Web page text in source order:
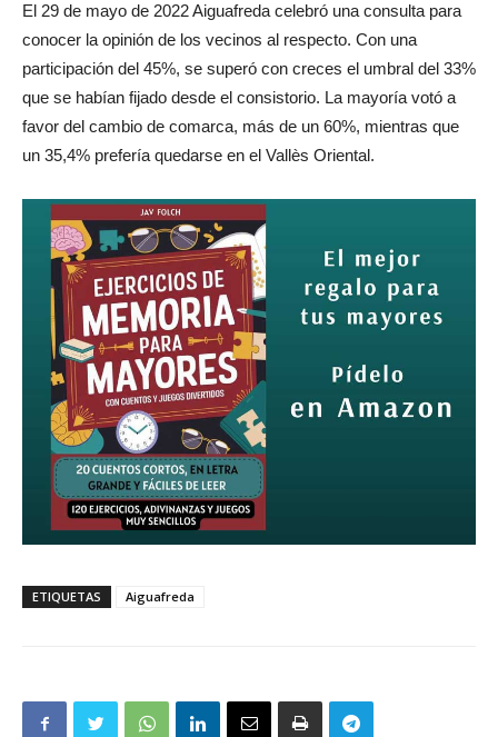
El 29 de mayo de 2022 Aiguafreda celebró una consulta para
conocer la opinión de los vecinos al respecto. Con una
participación del 45%, se superó con creces el umbral del 33%
que se habían fijado desde el consistorio. La mayoría votó a
favor del cambio de comarca, más de un 60%, mientras que
un 35,4% prefería quedarse en el Vallès Oriental.
ETIQUETAS Aiguafreda